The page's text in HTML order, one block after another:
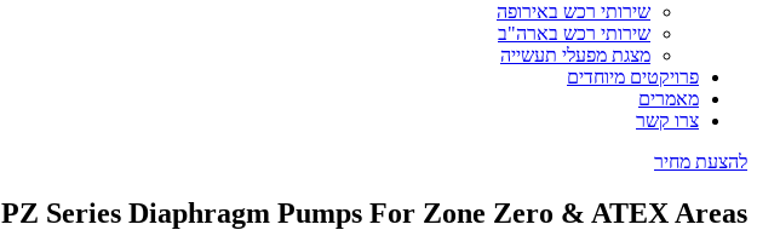
שירותי רכש באירופה
שירותי רכש בארה"ב
מצגת מפעלי תעשייה
פרויקטים מיוחדים
מאמרים
צרו קשר
להצעת מחיר
PZ Series Diaphragm Pumps For Zone Zero & ATEX Areas